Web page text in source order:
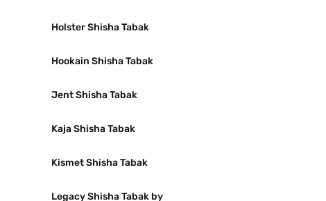
Holster Shisha Tabak
Hookain Shisha Tabak
Jent Shisha Tabak
Kaja Shisha Tabak
Kismet Shisha Tabak
Legacy Shisha Tabak by